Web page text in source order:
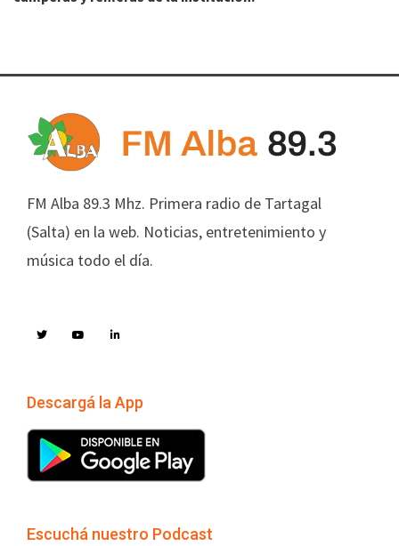
FM Alba 89.3 Mhz. Primera radio de Tartagal
(Salta) en la web. Noticias, entretenimiento y
música todo el día.
Descargá la App
Escuchá nuestro Podcast